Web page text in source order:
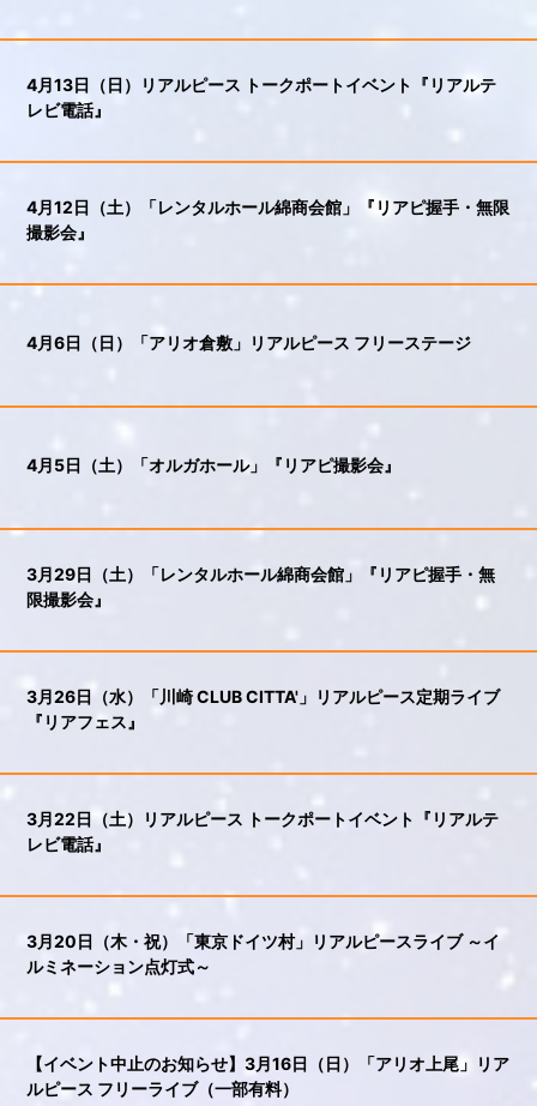
4月13日（日）リアルピース トークポートイベント『リアルテ
レビ電話』
4月12日（土）「レンタルホール綿商会館」『リアピ握手・無限
撮影会』
4月6日（日）「アリオ倉敷」リアルピース フリーステージ
4月5日（土）「オルガホール」『リアピ撮影会』
3月29日（土）「レンタルホール綿商会館」『リアピ握手・無
限撮影会』
3月26日（水）「川崎 CLUB CITTA'」リアルピース定期ライブ
『リアフェス』
3月22日（土）リアルピース トークポートイベント『リアルテ
レビ電話』
3月20日（木・祝）「東京ドイツ村」リアルピースライブ ～イ
ルミネーション点灯式～
【イベント中止のお知らせ】3月16日（日）「アリオ上尾」リア
ルピース フリーライブ（一部有料）